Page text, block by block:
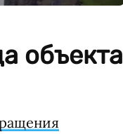
объекта